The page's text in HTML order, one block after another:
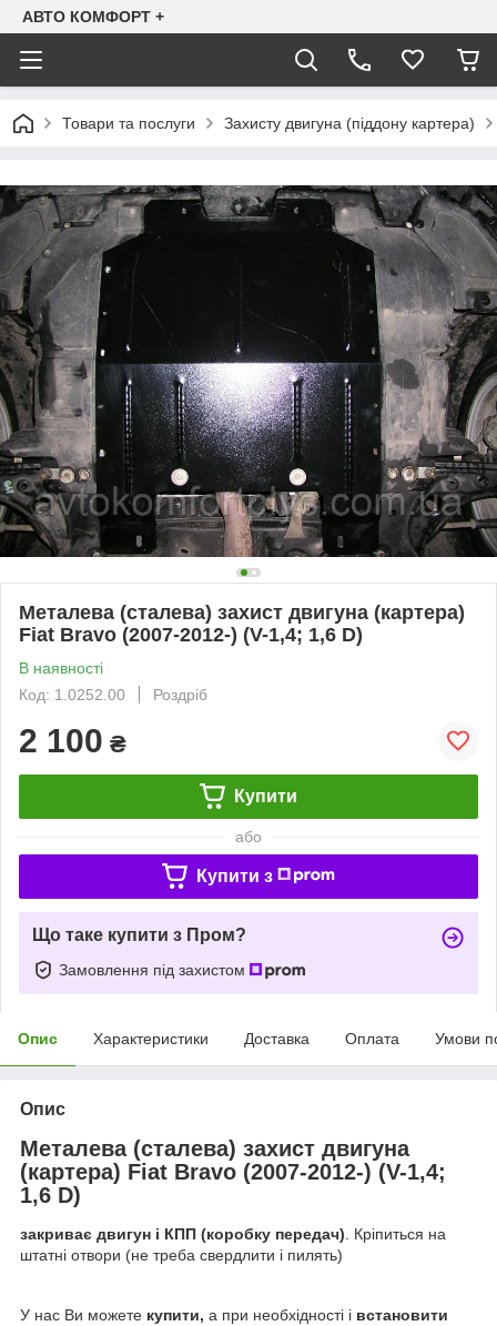
АВТО КОМФОРТ +
Товари та послуги Захисту двигуна (піддону картера)
Металева (сталева) захист двигуна (картера)
Fiat Bravo (2007-2012-) (V-1,4; 1,6 D)
В наявності
Код: 1.0252.00
Роздріб
2 100 ₴
Купити
або
Купити з
Що таке купити з Пром?
Замовлення під захистом
Опис Характеристики Доставка Оплата Умови
Опис
Металева (сталева) захист двигуна
(картера) Fiat Bravo (2007-2012-) (V-1,4;
1,6 D)
закриває двигун і КПП (коробку передач). Кріпиться на
штатні отвори (не треба свердлити і пилять)
У нас Ви можете купити, а при необхідності і встановити